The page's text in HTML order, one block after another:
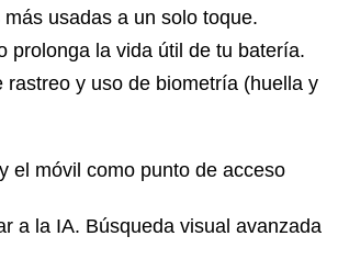
usadas a un solo toque.
prolonga la vida útil de tu batería.
y uso de biometría (huella y
el móvil como punto de acceso
a la IA. Búsqueda visual avanzada